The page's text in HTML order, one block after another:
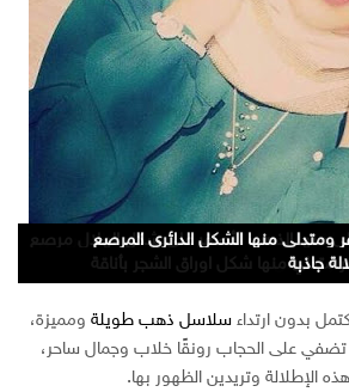
متفردة من ونوعها
لتبرز دلال المرأة من دي غريسوغونو
النابضة بالحياة
مع الذهب الأصفر والالماس
للمرأة المفعمة بالحيوية والنشاط
التي يغمرها بالمنتصف حبة من الالماس من
لإطلالة مميزة
المحجبة
الدمعة ومرصع بها الالماس لإطلالة ساحرة
الذهب الاصفر
الرقيقة والناعمة
منها الذهب الأصفر على شكل الهلال مرصع
ومتدلي منها الشكل الدائري المرصع
الخالصمنها شكل اوراق الشجر بأناقةجاذبة
بدون ارتداءسلاسل ذهب طويلةومميزة،
على الحجاب رونقًا خلاب وجمال ساحر،
الإطلالة وتريدين الظهور بها.